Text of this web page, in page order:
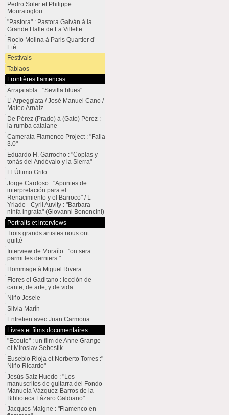
Pedro Soler et Philippe
Mouratoglou
"Pastora" : Pastora Galván à la
Grande Halle de La Villette
Rocío Molina à Paris Quartier d’
Eté
Festivals
Tablaos
Frontières flamencas
Arrajatabla : "Sevilla blues"
L’ Arpeggiata / José Manuel Cano /
Mateo Arnáiz
De Pérez (Prado) à (Gato) Pérez :
la rumba catalane
Camerata Flamenco Project : "Falla
3.0"
Eduardo H. Garrocho : "Coplas y
tonás del Andévalo y la Sierra"
El Último Grito
Jorge Cardoso : "Apuntes de
interpretación para el
Renacimiento y el Barroco" / L’
Yriade - Cyril Auvity : "Barbara
ninfa ingrata" (Giovanni Bononcini)
Portraits et interviews
Trois grands artistes nous ont
quitté
Interview de Moraíto : "on sera
parmi les derniers."
Hommage à Miguel Rivera
Flores el Gaditano : lección de
cante, de arte, y de vida.
Niño Josele
Silvia Marín
Entretien avec Juan Carmona
Livres et films documentaires
"Ecoute" : un film de Anne Grange
et Miroslav Sebestik
Eusebio Rioja et Norberto Torres :"
Niño Ricardo"
Jesús Saiz Huedo : "Los
manuscritos de guitarra del Fondo
Manuela Vázquez-Barros de la
Biblioteca Lázaro Galdiano"
Jacques Maigne : "Flamenco en